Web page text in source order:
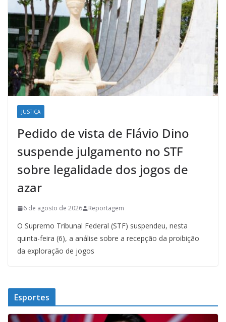
JUSTIÇA
Pedido de vista de Flávio Dino
suspende julgamento no STF
sobre legalidade dos jogos de
azar
6 de agosto de 2026 Reportagem
O Supremo Tribunal Federal (STF) suspendeu, nesta
quinta-feira (6), a análise sobre a recepção da proibição
da exploração de jogos
Esportes